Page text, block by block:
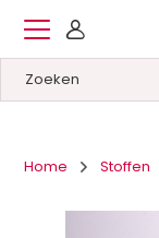
Home
Stoffen